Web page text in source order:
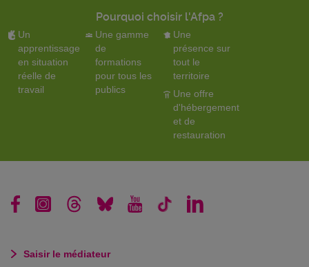
Pourquoi choisir l'Afpa ?
Un
apprentissage
en situation
réelle de
travail
Une gamme
de
formations
pour tous les
publics
Une
présence sur
tout le
territoire
Une offre
d'hébergement
et de
restauration
Saisir le médiateur